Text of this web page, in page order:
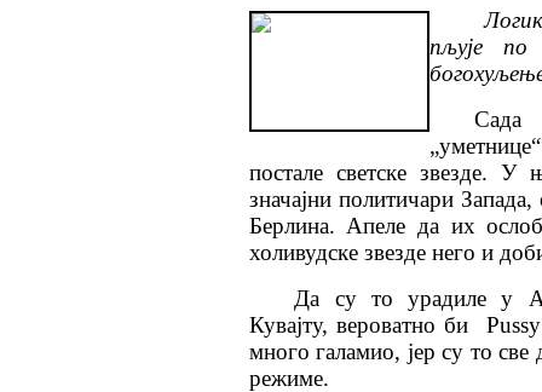
пљује
Сада
постале светске звезде. У
значајни политичари
Берлина. Апеле да их
холивудске звезде него и
Да су то урадиле у
Кувајту, вероватно би
много галамио, јер су то
режиме.